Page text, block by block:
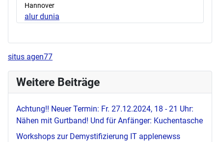
Hannover
alur dunia
situs agen77
Weitere Beiträge
Achtung!! Neuer Termin: Fr. 27.12.2024, 18 - 21 Uhr:
Nähen mit Gurtband! Und für Anfänger: Kuchentasche
Workshops zur Demystifizierung IT applenewss